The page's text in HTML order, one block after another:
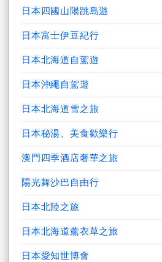
日本四國山陽跳島遊
日本富士伊豆紀行
日本北海道自駕遊
日本沖繩自駕遊
日本北海道雪之旅
日本秘湯、美食歡樂行
澳門四季酒店奢華之旅
陽光舞沙巴自由行
日本北陸之旅
日本北海道薰衣草之旅
日本愛知世博會